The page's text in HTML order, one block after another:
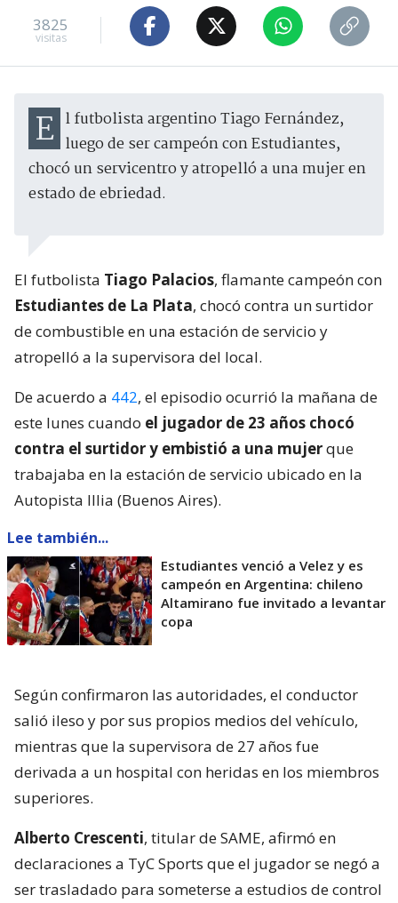
3825
visitas
El futbolista argentino Tiago Fernández, luego de ser campeón con Estudiantes,
chocó un servicentro y atropelló a una mujer en
estado de ebriedad.
El futbolista Tiago Palacios, flamante campeón con
Estudiantes de La Plata, chocó contra un surtidor
de combustible en una estación de servicio y
atropelló a la supervisora del local.
De acuerdo a 442, el episodio ocurrió la mañana de
este lunes cuando el jugador de 23 años chocó
contra el surtidor y embistió a una mujerque
trabajaba en la estación de servicio ubicado en la
Autopista Illia (Buenos Aires).
Lee también...
Estudiantes venció a Velez y es
campeón en Argentina: chileno
Altamirano fue invitado a levantar
copa
Según confirmaron las autoridades, el conductor
salió ileso y por sus propios medios del vehículo,
mientras que la supervisora de 27 años fue
derivada a un hospital con heridas en los miembros
superiores.
Alberto Crescenti, titular de SAME, afirmó en
declaraciones a TyC Sports que el jugador se negó a
ser trasladado para someterse a estudios de control